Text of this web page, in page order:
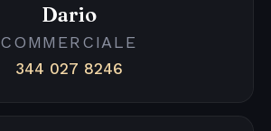
Dario
COMMERCIALE
344 027 8246